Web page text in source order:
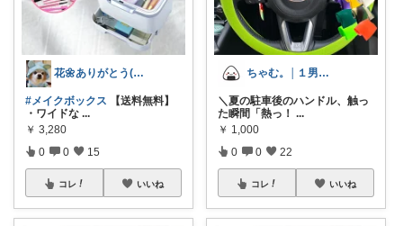
花🌼ありがとう(*･ω･)*_ _)ﾍ
#メイクボックス 【送料無料】
・ワイドな ...
￥ 3,280
0 0 15
コレ いいね
ちゃむ。│１男２女＋🐶のふっくらママ
＼夏の駐車後のハンドル、触っ
た瞬間「熱っ！ ...
￥ 1,000
0 0 22
コレ いいね